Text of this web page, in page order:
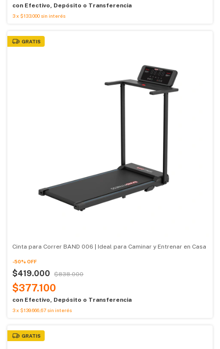
con Efectivo, Depósito o Transferencia
3x $133.000 sin interés
GRATIS
Cinta para Correr BAND 006 | Ideal para Caminar y Entrenar en Casa
-50% OFF
$419.000 $838.000
$377.100
con Efectivo, Depósito o Transferencia
3x $139.666,67 sin interés
GRATIS